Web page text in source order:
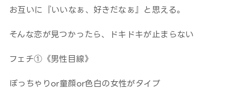
お互いに『いいなぁ、好きだなぁ』と思える。
そんな恋が見つかったら、ドキドキが止まらない
フェチ①《男性目線》
ぽっちゃりor童顔or色白の女性がタイプ